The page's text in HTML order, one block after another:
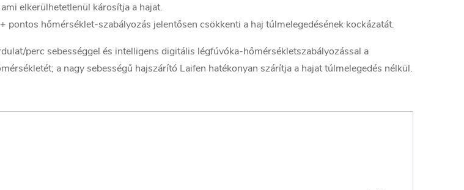
elkerülhetetlenül károsítja a hajat.
pontos hőmérséklet-szabályozás jelentősen csökkenti a haj túlmelegedésének kockázatát.
perc sebességgel és intelligens digitális légfúvóka-hőmérsékletszabályozással a
a nagy sebességű hajszárító Laifen hatékonyan szárítja a hajat túlmelegedés nélkül.